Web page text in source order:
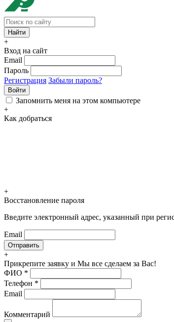
+
Вход на сайт
Email
Пароль
Регистрация Забыли пароль?
Войти
Запомнить меня на этом компьютере
+
Как добраться
+
Восстановление пароля
Введите электронный адрес, указанный при
Email
+
Прикрепите заявку и Мы все сделаем за Вас!
ФИО *
Телефон *
Email
Комментарий